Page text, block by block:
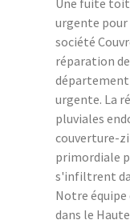
urgente
société
réparation
département
urgente. La
pluviales
couverture-
primordiale
s'infiltrent
Notre équipe
dans le